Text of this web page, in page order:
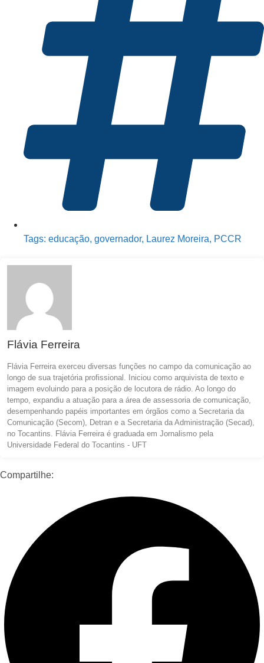
Tags: educação, governador, Laurez Moreira, PCCR
Flávia Ferreira
Flávia Ferreira exerceu diversas funções no campo da comunicação ao
longo de sua trajetória profissional. Iniciou como arquivista de texto e
imagem evoluindo para a posição de locutora de rádio. Ao longo do
tempo, expandiu a atuação para a área de assessoria de comunicação,
desempenhando papéis importantes em órgãos como a Secretaria da
Comunicação (Secom), Detran e a Secretaria da Administração (Secad),
no Tocantins. Flávia Ferreira é graduada em Jornalismo pela
Universidade Federal do Tocantins - UFT
Compartilhe: